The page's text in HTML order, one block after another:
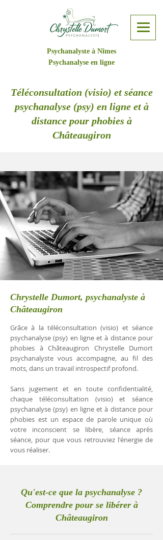
Psychanalyste à Nîmes
Psychanalyse en ligne
Téléconsultation (visio) et séance
psychanalyse (psy) en ligne et à
distance pour phobies à
Châteaugiron
Chrystelle Dumort, psychanalyste à
Châteaugiron
Grâce à la téléconsultation (visio) et séance
psychanalyse (psy) en ligne et à distance pour
phobies à Châteaugiron Chrystelle Dumort
psychanalyste vous accompagne, au fil des
mots, dans un travail introspectif profond.
Sans jugement et en toute confidentialité,
chaque téléconsultation (visio) et séance
psychanalyse (psy) en ligne et à distance pour
phobies est un espace de parole unique où
votre inconscient se libère, séance après
séance, pour que vous retrouviez l'énergie de
vous réaliser.
Qu'est-ce que la psychanalyse ?
Comprendre pour se libérer à
Châteaugiron